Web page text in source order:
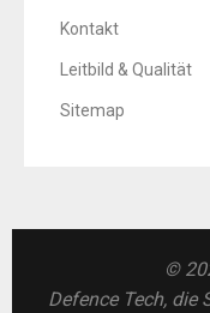
Kontakt
Leitbild & Qualität
Sitemap
©
Defence Tech, die